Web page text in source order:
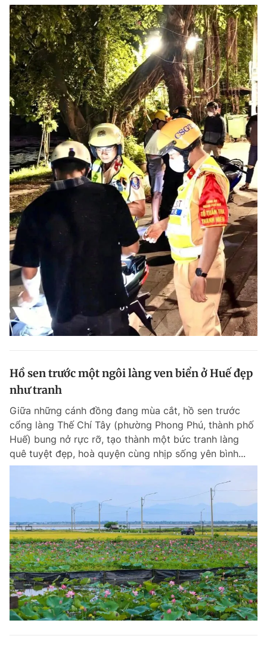
Hồ sen trước một ngôi làng ven biển ở Huế đẹp
như tranh
Giữa những cánh đồng đang mùa cắt, hồ sen trước
cổng làng Thế Chí Tây (phường Phong Phú, thành phố
Huế) bung nở rực rỡ, tạo thành một bức tranh làng
quê tuyệt đẹp, hoà quyện cùng nhịp sống yên bình...